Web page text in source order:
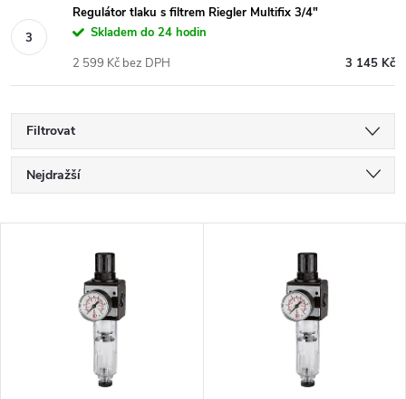
Regulátor tlaku s filtrem Riegler Multifix 3/4"
Skladem do 24 hodin
3 145 Kč
2 599 Kč bez DPH
Filtrovat
Ř
a
Nejdražší